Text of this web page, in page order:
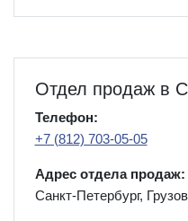
Отдел продаж в
Телефон:
+7 (812) 703-05-05
Адрес отдела продаж:
Санкт-Петербург,